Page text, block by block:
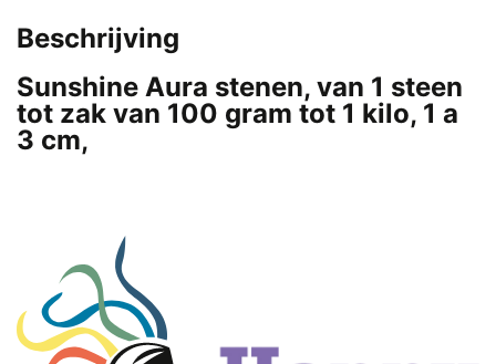
€ 195,00.€ 148,95.
Beschrijving
Sunshine Aura stenen, van 1 steen
tot zak van 100 gram tot 1 kilo, 1 a
3 cm,